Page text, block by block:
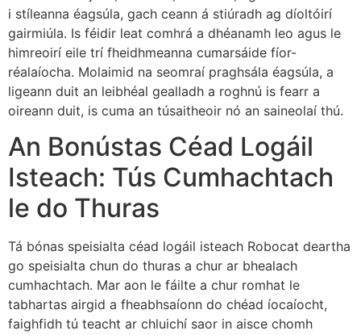
i stíleanna éagsúla, gach ceann á stiúradh ag díoltóirí
gairmiúla. Is féidir leat comhrá a dhéanamh leo agus le
himreoirí eile trí fheidhmeanna cumarsáide fíor-
réalaíocha. Molaimid na seomraí praghsála éagsúla, a
ligeann duit an leibhéal gealladh a roghnú is fearr a
oireann duit, is cuma an túsaitheoir nó an saineolaí thú.
An Bonústas Céad Logáil
Isteach: Tús Cumhachtach
le do Thuras
Tá bónas speisialta céad logáil isteach Robocat deartha
go speisialta chun do thuras a chur ar bhealach
cumhachtach. Mar aon le fáilte a chur romhat le
tabhartas airgid a fheabhsaíonn do chéad íocaíocht,
faighfidh tú teacht ar chluichí saor in aisce chomh